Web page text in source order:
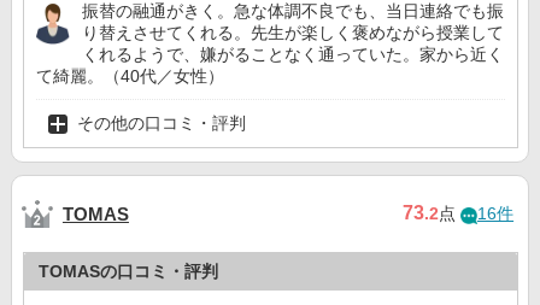
振替の融通がきく。急な体調不良でも、当日連絡でも振
り替えさせてくれる。先生が楽しく褒めながら授業して
くれるようで、嫌がることなく通っていた。家から近く
て綺麗。（40代／女性）
その他の口コミ・評判
TOMAS 73.2点 16件
TOMASの口コミ・評判